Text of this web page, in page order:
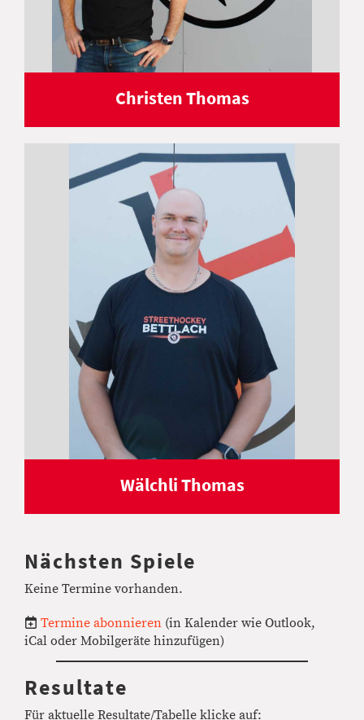
Christen Thomas
Wälchli Thomas
Nächsten Spiele
Keine Termine vorhanden.
Termine abonnieren (in Kalender wie Outlook,
iCal oder Mobilgeräte hinzufügen)
Resultate
Für aktuelle Resultate/Tabelle klicke auf: